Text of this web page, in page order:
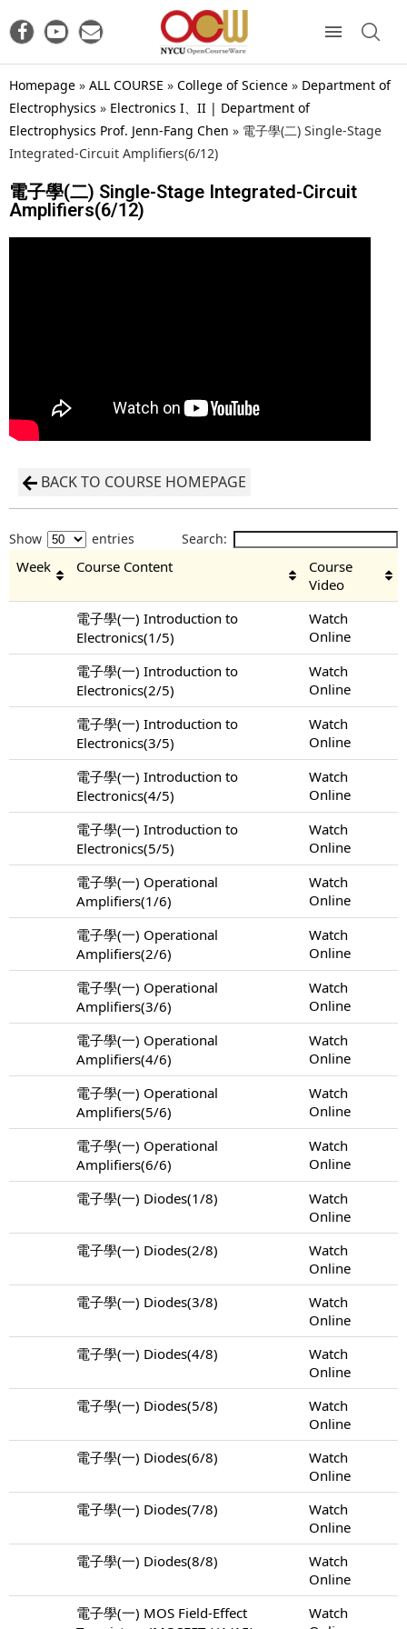
Homepage » ALL COURSE » College of Science » Department of
Electrophysics » Electronics I、II | Department of
Electrophysics Prof. Jenn-Fang Chen » 電子學(二) Single-Stage
Integrated-Circuit Amplifiers(6/12)
電子學(二) Single-Stage Integrated-Circuit
Amplifiers(6/12)
BACK TO COURSE HOMEPAGE
Show entries Search:
Week Course Content
Course
Video
電子學(一) Introduction to
Electronics(1/5)
Watch
Online
電子學(一) Introduction to
Electronics(2/5)
Watch
Online
電子學(一) Introduction to
Electronics(3/5)
Watch
Online
電子學(一) Introduction to
Electronics(4/5)
Watch
Online
電子學(一) Introduction to
Electronics(5/5)
Watch
Online
電子學(一) Operational
Amplifiers(1/6)
Watch
Online
電子學(一) Operational
Amplifiers(2/6)
Watch
Online
電子學(一) Operational
Amplifiers(3/6)
Watch
Online
電子學(一) Operational
Amplifiers(4/6)
Watch
Online
電子學(一) Operational
Amplifiers(5/6)
Watch
Online
電子學(一) Operational
Amplifiers(6/6)
Watch
Online
電子學(一) Diodes(1/8)
Watch
Online
電子學(一) Diodes(2/8)
Watch
Online
電子學(一) Diodes(3/8)
Watch
Online
電子學(一) Diodes(4/8)
Watch
Online
電子學(一) Diodes(5/8)
Watch
Online
電子學(一) Diodes(6/8)
Watch
Online
電子學(一) Diodes(7/8)
Watch
Online
電子學(一) Diodes(8/8)
Watch
Online
電子學(一) MOS Field-Effect
Watch